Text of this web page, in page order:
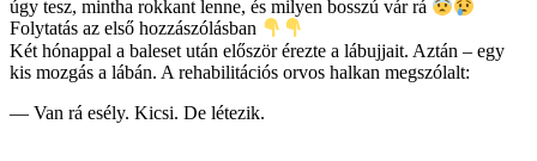
úgy tesz, mintha rokkant lenne, és milyen bosszú vár rá
Folytatás az első hozzászólásban
Két hónappal a baleset után először érezte a lábujjait. Aztán – egy
kis mozgás a lábán. A rehabilitációs orvos halkan megszólalt:
— Van rá esély. Kicsi. De létezik.